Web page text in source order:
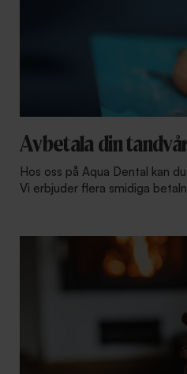
Avbetala din
Hos oss på Aqua Dental kan
Vi erbjuder flera smidiga